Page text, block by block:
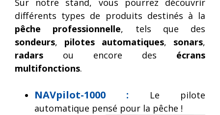
Sur notre stand, vous pourrez découvrir
différents types de produits destinés à la
pêche professionnelle, tels que des
sondeurs, pilotes automatiques, sonars,
radars ou encore des écrans
multifonctions.
NAVpilot-1000 : Le pilote
automatique pensé pour la pêche !